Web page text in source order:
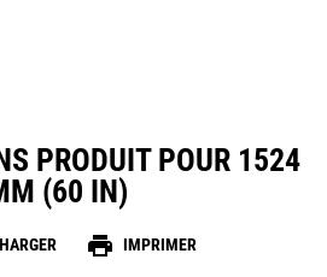
PRODUIT POUR 1524
(60 IN)
print IMPRIMER